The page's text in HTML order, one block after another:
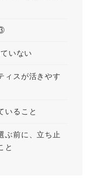
いない
ィスが活きやす
いること
ぶ前に、立ち止
と